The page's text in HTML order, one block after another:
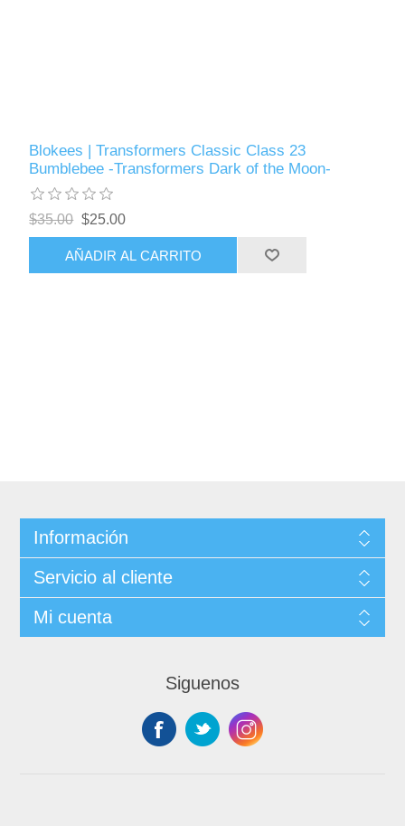
Blokees | Transformers Classic Class 23
Bumblebee -Transformers Dark of the Moon-
$35.00 $25.00
AÑADIR AL CARRITO
Información
Servicio al cliente
Mi cuenta
Siguenos